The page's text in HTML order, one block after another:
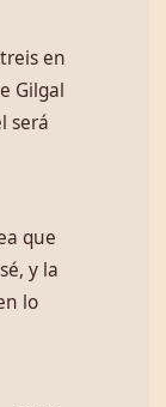
en
Gilgal
será
que
y la
lo